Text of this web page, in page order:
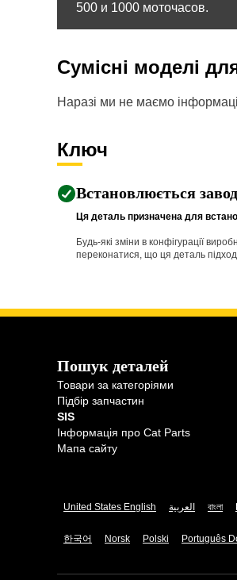
500 и 1000 моточасов.
Сумісні моделі
Наразі ми не маємо
Ключ
Встановлюється
Ця деталь призначена для
Будь-які зміни в конфігурації
переконатися, що ця деталь
Пошук деталей
Товари за категоріями
Підбір запчастин
SIS
Інформація про Cat Parts
Мапа сайту
United States English العربية বাংলা
한국어 Norsk Polski Português